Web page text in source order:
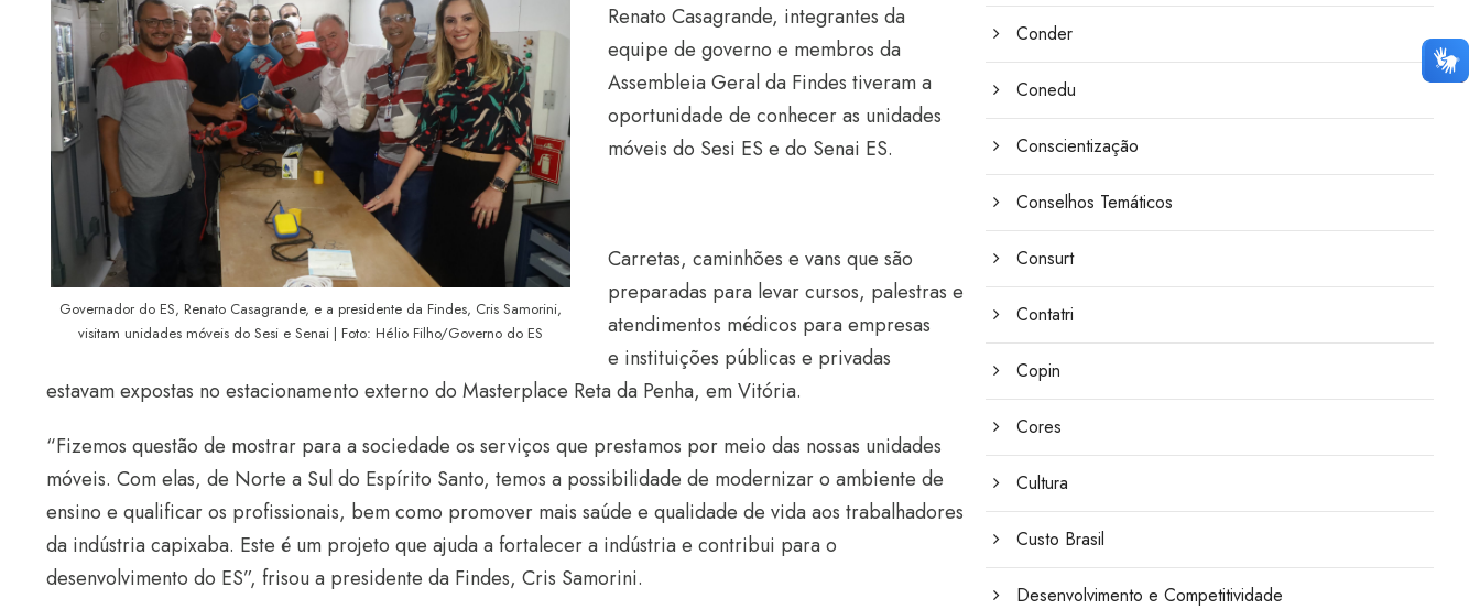
Governador do ES, Renato Casagrande, e a presidente da Findes, Cris Samorini,
visitam unidades móveis do Sesi e Senai | Foto: Hélio Filho/Governo do ES
Renato Casagrande, integrantes da
equipe de governo e membros da
Assembleia Geral da Findes tiveram a
oportunidade de conhecer as unidades
móveis do Sesi ES e do Senai ES.
Carretas, caminhões e vans que são
preparadas para levar cursos, palestras e
atendimentos médicos para empresas
e instituições públicas e privadas
estavam expostas no estacionamento externo do Masterplace Reta da Penha, em Vitória.
“Fizemos questão de mostrar para a sociedade os serviços que prestamos por meio das nossas unidades
móveis. Com elas, de Norte a Sul do Espírito Santo, temos a possibilidade de modernizar o ambiente de
ensino e qualificar os profissionais, bem como promover mais saúde e qualidade de vida aos trabalhadores
da indústria capixaba. Este é um projeto que ajuda a fortalecer a indústria e contribui para o
desenvolvimento do ES”, frisou a presidente da Findes, Cris Samorini.
Conder
Conedu
Conscientização
Conselhos Temáticos
Consurt
Contatri
Copin
Cores
Cultura
Custo Brasil
Desenvolvimento e Competitividade